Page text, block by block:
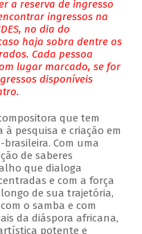
a reserva de ingresso
ingressos na
no dia do
haja sobra dentre os
Cada pessoa
lugar marcado, se for
disponíveis
que tem
pesquisa e criação em
Com uma
de saberes
que dialoga
e com a força
de sua trajetória,
o samba e com
da diáspora africana,
potente e